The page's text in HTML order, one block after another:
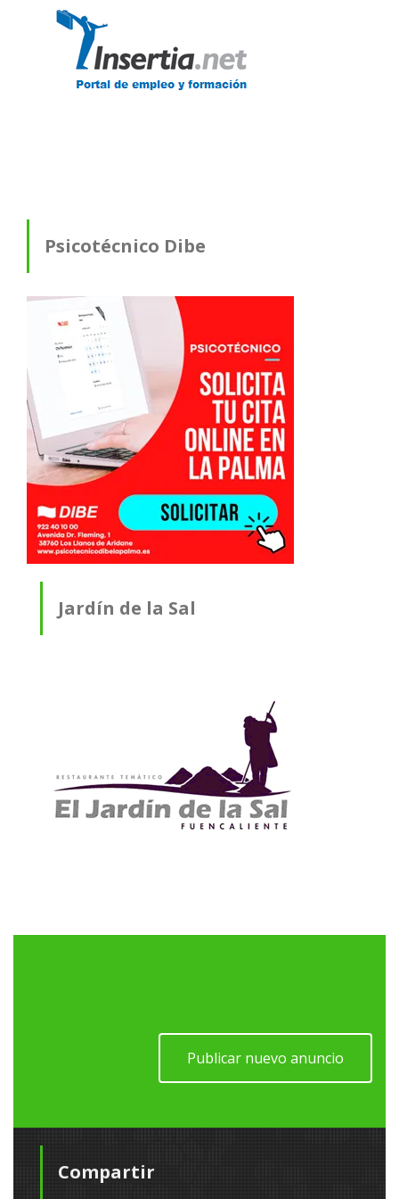
Psicotécnico Dibe
Jardín de la Sal
Publicar nuevo anuncio
Compartir